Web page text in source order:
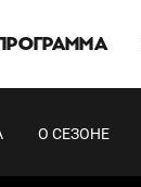
О СЕЗОНЕ